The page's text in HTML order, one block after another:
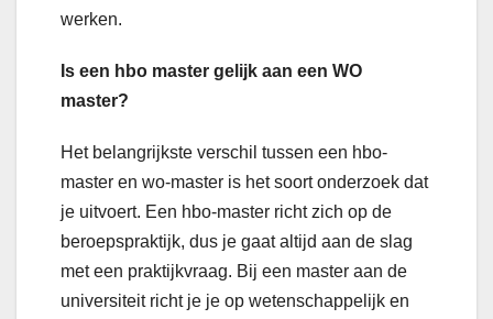
werken.
Is een hbo master gelijk aan een WO
master?
Het belangrijkste verschil tussen een hbo-
master en wo-master is het soort onderzoek dat
je uitvoert. Een hbo-master richt zich op de
beroepspraktijk, dus je gaat altijd aan de slag
met een praktijkvraag. Bij een master aan de
universiteit richt je je op wetenschappelijk en